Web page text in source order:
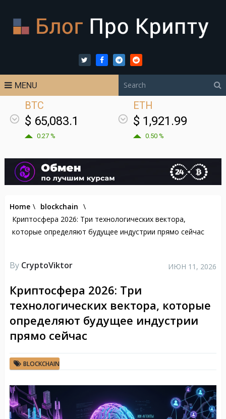
MENU
BTC
$ 65,083.1
0.27 %
ETH
$ 1,921.99
0.50 %
Home \ blockchain \
Криптосфера 2026: Три технологических вектора,
которые определяют будущее индустрии прямо сейчас
By CryptoViktor ИЮН 11, 2026
Криптосфера 2026: Три
технологических вектора, которые
определяют будущее индустрии
прямо сейчас
BLOCKCHAIN